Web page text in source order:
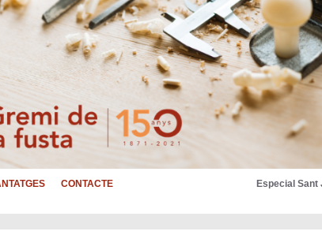
CONTACTE Especial Sant